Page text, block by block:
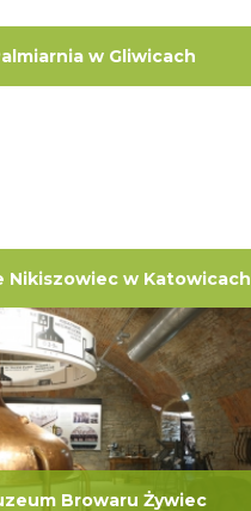
w Gliwicach
Nikiszowiec w Katowicach
Browaru Żywiec